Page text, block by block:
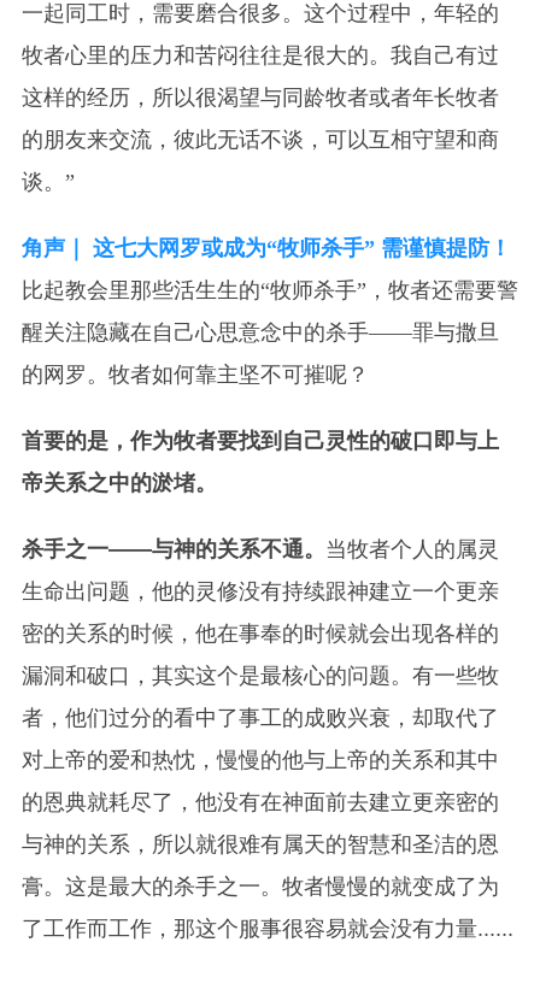
一起同工时，需要磨合很多。这个过程中，年轻的
牧者心里的压力和苦闷往往是很大的。我自己有过
这样的经历，所以很渴望与同龄牧者或者年长牧者
的朋友来交流，彼此无话不谈，可以互相守望和商
谈。”
角声｜ 这七大网罗或成为“牧师杀手” 需谨慎提防！
比起教会里那些活生生的“牧师杀手”，牧者还需要警
醒关注隐藏在自己心思意念中的杀手——罪与撒旦
的网罗。牧者如何靠主坚不可摧呢？
首要的是，作为牧者要找到自己灵性的破口即与上
帝关系之中的淤堵。
杀手之一——与神的关系不通。 当牧者个人的属灵
生命出问题，他的灵修没有持续跟神建立一个更亲
密的关系的时候，他在事奉的时候就会出现各样的
漏洞和破口，其实这个是最核心的问题。 有一些牧
者，他们过分的看中了事工的成败兴衰，却取代了
对上帝的爱和热忱，慢慢的他与上帝的关系和其中
的恩典就耗尽了，他没有在神面前去建立更亲密的
与神的关系，所以就很难有属天的智慧和圣洁的恩
膏。这是最大的杀手之一。牧者慢慢的就变成了为
了工作而工作，那这个服事很容易就会没有力量......